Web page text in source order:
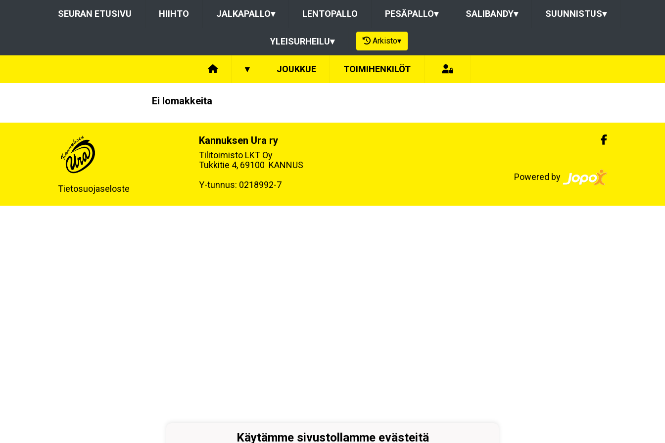
SEURAN ETUSIVU HIIHTO JALKAPALLO▾ LENTOPALLO PESÄPALLO▾ SALIBANDY▾ SUUNNISTUS▾
YLEISURHEILU▾ Arkisto▾
▾ JOUKKUE TOIMIHENKILÖT
Ei lomakkeita
Tietosuojaseloste
Kannuksen Ura ry
Tilitoimisto LKT Oy
Tukkitie 4, 69100 KANNUS
Y-tunnus: 0218992-7
Powered by
Käytämme sivustollamme evästeitä